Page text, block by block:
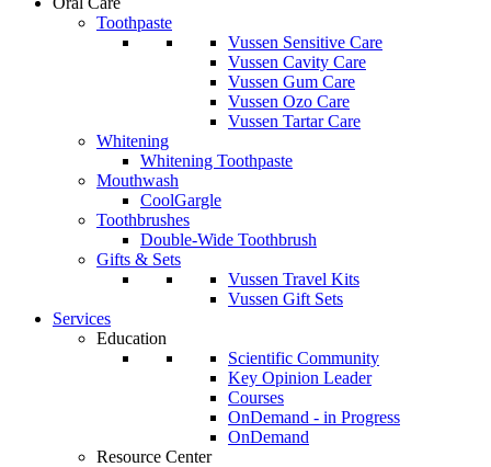
Toothpaste
Vussen Sensitive Care
Vussen Cavity Care
Vussen Gum Care
Vussen Ozo Care
Vussen Tartar Care
Whitening
Whitening Toothpaste
Mouthwash
CoolGargle
Toothbrushes
Double-Wide Toothbrush
Gifts & Sets
Vussen Travel Kits
Vussen Gift Sets
Services
Education
Scientific Community
Key Opinion Leader
Courses
OnDemand - in Progress
OnDemand
Resource Center